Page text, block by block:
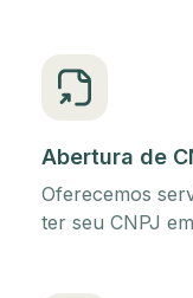
Abertura de
Oferecemos
ter seu CNPJ